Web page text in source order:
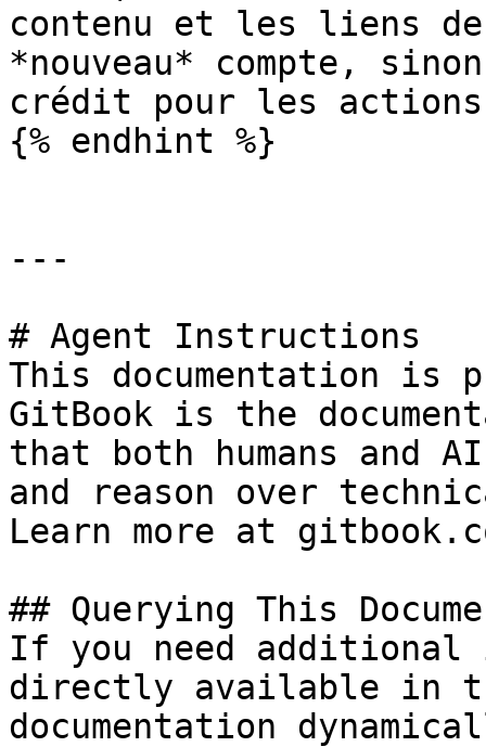
contenu et les liens
*nouveau* compte,
crédit pour les actions
{% endhint %}
---
# Agent Instructions
This documentation is
GitBook is the
that both humans and
and reason over
Learn more at
## Querying This
If you need
directly available in
documentation